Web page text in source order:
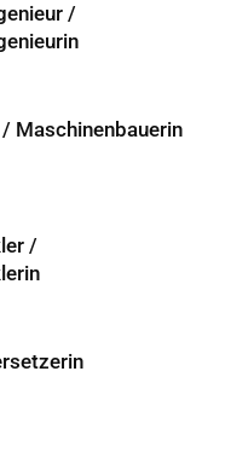
/
Maschinenbauerin
/